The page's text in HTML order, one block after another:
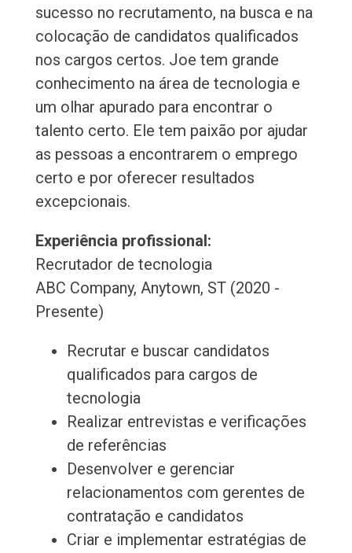
sucesso no recrutamento, na busca e na
colocação de candidatos qualificados
nos cargos certos. Joe tem grande
conhecimento na área de tecnologia e
um olhar apurado para encontrar o
talento certo. Ele tem paixão por ajudar
as pessoas a encontrarem o emprego
certo e por oferecer resultados
excepcionais.
Experiência profissional:
Recrutador de tecnologia
ABC Company, Anytown, ST (2020 -
Presente)
Recrutar e buscar candidatos
qualificados para cargos de
tecnologia
Realizar entrevistas e verificações
de referências
Desenvolver e gerenciar
relacionamentos com gerentes de
contratação e candidatos
Criar e implementar estratégias de